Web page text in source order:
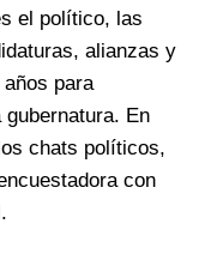
el político, las
alianzas y
para
En
chats políticos,
con